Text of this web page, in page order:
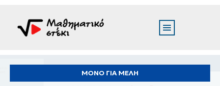
ΜΟΝΟ ΓΙΑ ΜΕΛΗ